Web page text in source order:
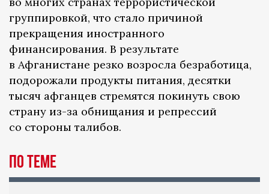
группировкой, что стало причиной
прекращения иностранного
финансирования. В результате
в Афганистане резко возросла безработица,
подорожали продукты питания, десятки
тысяч афганцев стремятся покинуть свою
страну из-за обнищания и репрессий
со стороны талибов.
По теме